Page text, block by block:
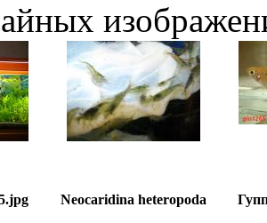
Neocaridina heteropoda